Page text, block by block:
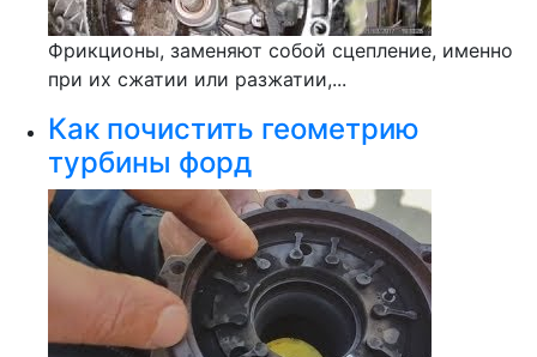
Фрикционы, заменяют собой сцепление, именно
при их сжатии или разжатии,...
Как почистить геометрию
турбины форд